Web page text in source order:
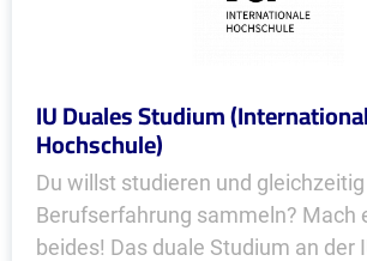
IU Duales Studium
Hochschule)
Du willst studieren und gleichzeitig
Berufserfahrung sammeln? Mach
beides! Das duale Studium an der